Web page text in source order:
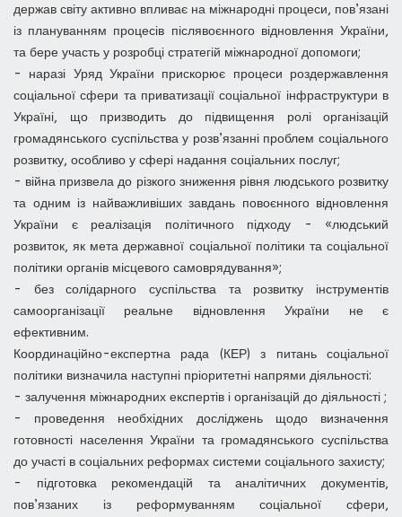
держав світу активно впливає на міжнародні процеси, пов’язані
із плануванням процесів післявоєнного відновлення України,
та бере участь у розробці стратегій міжнародної допомоги;
- наразі Уряд України прискорює процеси роздержавлення
соціальної сфери та приватизації соціальної інфраструктури в
Україні, що призводить до підвищення ролі організацій
громадянського суспільства у розв’язанні проблем соціального
розвитку, особливо у сфері надання соціальних послуг;
- війна призвела до різкого зниження рівня людського розвитку
та одним із найважливіших завдань повоєнного відновлення
України є реалізація політичного підходу - «людський
розвиток, як мета державної соціальної політики та соціальної
політики органів місцевого самоврядування»;
- без солідарного суспільства та розвитку інструментів
самоорганізації реальне відновлення України не є
ефективним.
Координаційно-експертна рада (КЕР) з питань соціальної
політики визначила наступні пріоритетні напрями діяльності:
- залучення міжнародних експертів і організацій до діяльності ;
- проведення необхідних досліджень щодо визначення
готовності населення України та громадянського суспільства
до участі в соціальних реформах системи соціального захисту;
- підготовка рекомендацій та аналітичних документів,
пов’язаних із реформуванням соціальної сфери,